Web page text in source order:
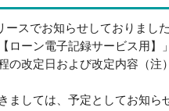
ースでお知らせしておりまし
ローン電子記録サービス用
の改定日および改定内容（
ましては、予定としてお知